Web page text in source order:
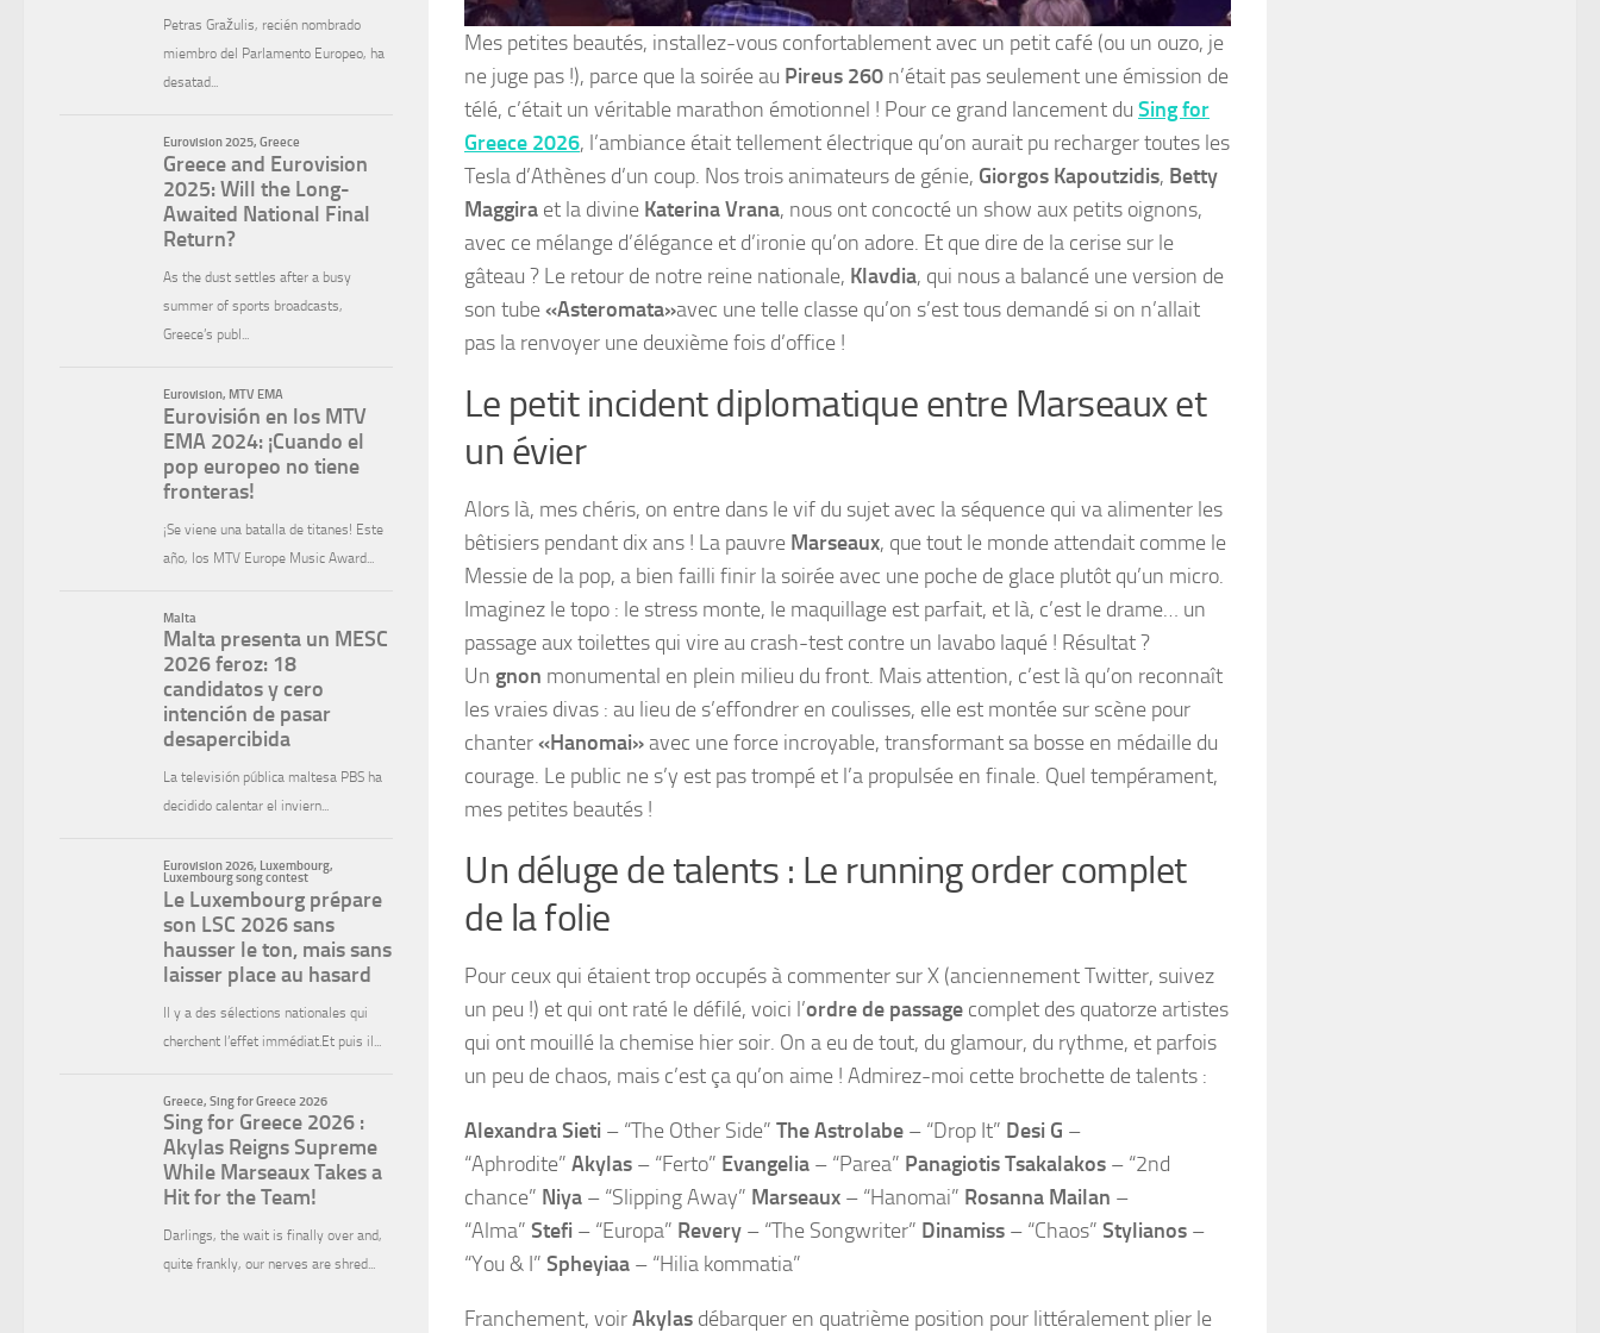
Mes petites beautés, installez-vous confortablement avec un petit café (ou un ouzo, je
ne juge pas !), parce que la soirée au Pireus 260 n’était pas seulement une émission de
télé, c’était un véritable marathon émotionnel ! Pour ce grand lancement du Sing for
Greece 2026, l’ambiance était tellement électrique qu’on aurait pu recharger toutes les
Tesla d’Athènes d’un coup. Nos trois animateurs de génie, Giorgos Kapoutzidis, Betty
Maggira et la divine Katerina Vrana, nous ont concocté un show aux petits oignons,
avec ce mélange d’élégance et d’ironie qu’on adore. Et que dire de la cerise sur le
gâteau ? Le retour de notre reine nationale, Klavdia, qui nous a balancé une version de
son tube«Asteromata»avec une telle classe qu’on s’est tous demandé si on n’allait
pas la renvoyer une deuxième fois d’office !
Le petit incident diplomatique entre Marseaux et
un évier
Alors là, mes chéris, on entre dans le vif du sujet avec la séquence qui va alimenter les
bêtisiers pendant dix ans ! La pauvre Marseaux, que tout le monde attendait comme le
Messie de la pop, a bien failli finir la soirée avec une poche de glace plutôt qu’un micro.
Imaginez le topo : le stress monte, le maquillage est parfait, et là, c’est le drame… un
passage aux toilettes qui vire au crash-test contre un lavabo laqué ! Résultat ?
Un gnon monumental en plein milieu du front. Mais attention, c’est là qu’on reconnaît
les vraies divas : au lieu de s’effondrer en coulisses, elle est montée sur scène pour
chanter«Hanomai»avec une force incroyable, transformant sa bosse en médaille du
courage. Le public ne s’y est pas trompé et l’a propulsée en finale. Quel tempérament,
mes petites beautés !
Un déluge de talents : Le running order complet
de la folie
Pour ceux qui étaient trop occupés à commenter sur X (anciennement Twitter, suivez
un peu !) et qui ont raté le défilé, voici l’ordre de passage complet des quatorze artistes
qui ont mouillé la chemise hier soir. On a eu de tout, du glamour, du rythme, et parfois
un peu de chaos, mais c’est ça qu’on aime ! Admirez-moi cette brochette de talents :
Alexandra Sieti – “The Other Side” The Astrolabe – “Drop It” Desi G –
“Aphrodite” Akylas – “Ferto” Evangelia – “Parea” Panagiotis Tsakalakos – “2nd
chance” Niya – “Slipping Away” Marseaux – “Hanomai” Rosanna Mailan –
“Alma” Stefi – “Europa” Revery – “The Songwriter” Dinamiss – “Chaos” Stylianos –
“You & I” Spheyiaa – “Hilia kommatia”
Franchement, voirAkylas débarquer en quatrième position pour littéralement plier le